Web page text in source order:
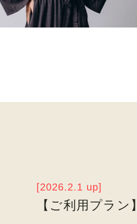
[2026.2.1 up]
【ご利用プラン】